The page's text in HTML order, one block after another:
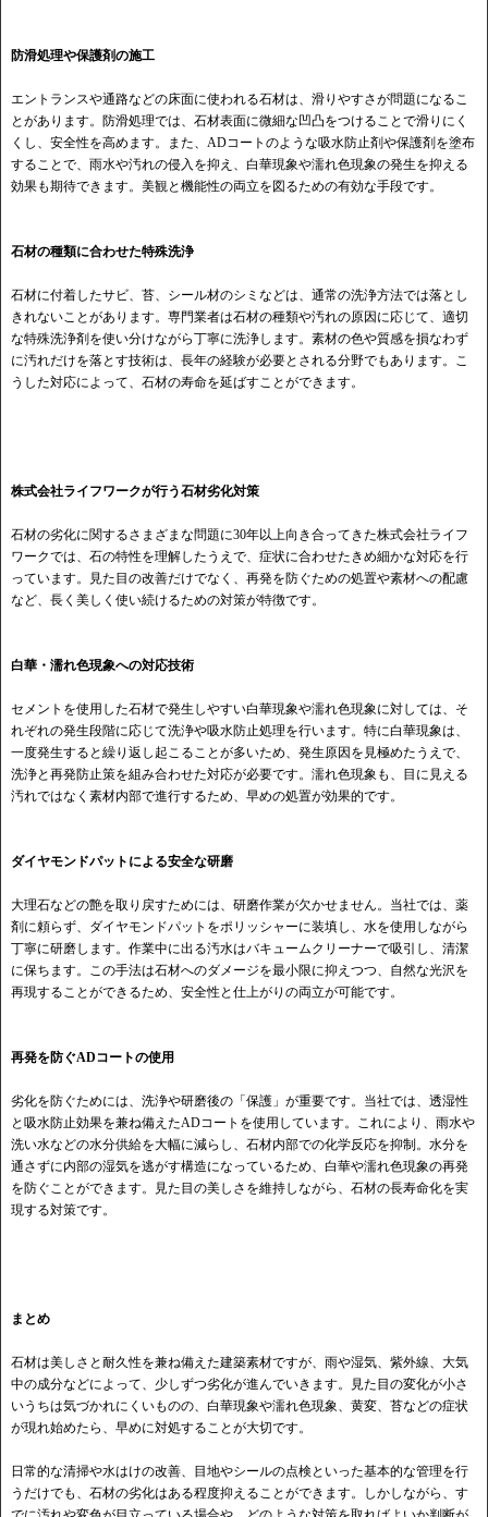
防滑処理や保護剤の施工
エントランスや通路などの床面に使われる石材は、滑りやすさが問題になるこ
とがあります。防滑処理では、石材表面に微細な凹凸をつけることで滑りにく
くし、安全性を高めます。また、ADコートのような吸水防止剤や保護剤を塗布
することで、雨水や汚れの侵入を抑え、白華現象や濡れ色現象の発生を抑える
効果も期待できます。美観と機能性の両立を図るための有効な手段です。
石材の種類に合わせた特殊洗浄
石材に付着したサビ、苔、シール材のシミなどは、通常の洗浄方法では落とし
きれないことがあります。専門業者は石材の種類や汚れの原因に応じて、適切
な特殊洗浄剤を使い分けながら丁寧に洗浄します。素材の色や質感を損なわず
に汚れだけを落とす技術は、長年の経験が必要とされる分野でもあります。こ
うした対応によって、石材の寿命を延ばすことができます。
株式会社ライフワークが行う石材劣化対策
石材の劣化に関するさまざまな問題に30年以上向き合ってきた株式会社ライフ
ワークでは、石の特性を理解したうえで、症状に合わせたきめ細かな対応を行
っています。見た目の改善だけでなく、再発を防ぐための処置や素材への配慮
など、長く美しく使い続けるための対策が特徴です。
白華・濡れ色現象への対応技術
セメントを使用した石材で発生しやすい白華現象や濡れ色現象に対しては、そ
れぞれの発生段階に応じて洗浄や吸水防止処理を行います。特に白華現象は、
一度発生すると繰り返し起こることが多いため、発生原因を見極めたうえで、
洗浄と再発防止策を組み合わせた対応が必要です。濡れ色現象も、目に見える
汚れではなく素材内部で進行するため、早めの処置が効果的です。
ダイヤモンドパットによる安全な研磨
大理石などの艶を取り戻すためには、研磨作業が欠かせません。当社では、薬
剤に頼らず、ダイヤモンドパットをポリッシャーに装填し、水を使用しながら
丁寧に研磨します。作業中に出る汚水はバキュームクリーナーで吸引し、清潔
に保ちます。この手法は石材へのダメージを最小限に抑えつつ、自然な光沢を
再現することができるため、安全性と仕上がりの両立が可能です。
再発を防ぐADコートの使用
劣化を防ぐためには、洗浄や研磨後の「保護」が重要です。当社では、透湿性
と吸水防止効果を兼ね備えたADコートを使用しています。これにより、雨水や
洗い水などの水分供給を大幅に減らし、石材内部での化学反応を抑制。水分を
通さずに内部の湿気を逃がす構造になっているため、白華や濡れ色現象の再発
を防ぐことができます。見た目の美しさを維持しながら、石材の長寿命化を実
現する対策です。
まとめ
石材は美しさと耐久性を兼ね備えた建築素材ですが、雨や湿気、紫外線、大気
中の成分などによって、少しずつ劣化が進んでいきます。見た目の変化が小さ
いうちは気づかれにくいものの、白華現象や濡れ色現象、黄変、苔などの症状
が現れ始めたら、早めに対処することが大切です。
日常的な清掃や水はけの改善、目地やシールの点検といった基本的な管理を行
うだけでも、石材の劣化はある程度抑えることができます。しかしながら、す